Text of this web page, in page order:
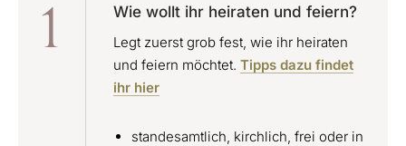
1 Wie wollt ihr heiraten und feiern?
Legt zuerst grob fest, wie ihr heiraten
und feiern möchtet. Tipps dazu findet
ihr hier
standesamtlich, kirchlich, frei oder in